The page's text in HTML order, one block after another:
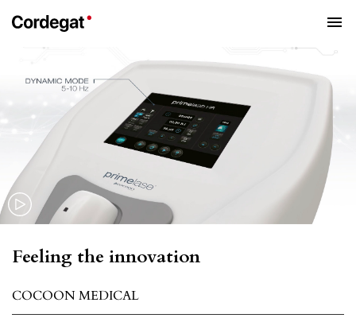
menu
Feeling the innovation
COCOON MEDICAL